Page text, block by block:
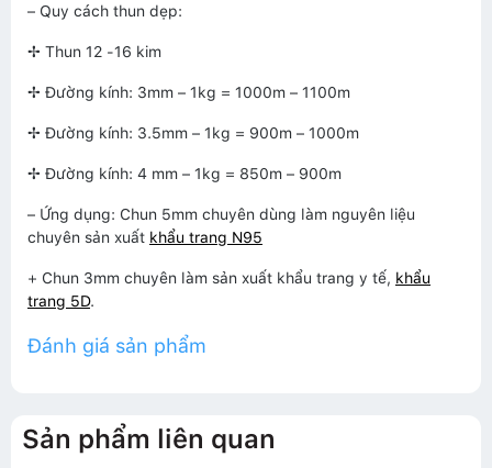
– Quy cách thun dẹp:
✢ Thun 12 -16 kim
✢ Đường kính: 3mm – 1kg = 1000m – 1100m
✢ Đường kính: 3.5mm – 1kg = 900m – 1000m
✢ Đường kính: 4 mm – 1kg = 850m – 900m
– Ứng dụng: Chun 5mm chuyên dùng làm nguyên liệu
chuyên sản xuất khẩu trang N95
+ Chun 3mm chuyên làm sản xuất khẩu trang y tế, khẩu
trang 5D.
Đánh giá sản phẩm
Sản phẩm liên quan